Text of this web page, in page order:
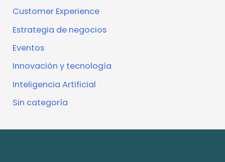
Customer Experience
Estrategia de negocios
Eventos
Innovación y tecnología
Inteligencia Artificial
Sin categoría